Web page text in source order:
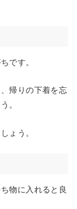
です。
帰りの下着を忘
。
ょう。
物に入れると良